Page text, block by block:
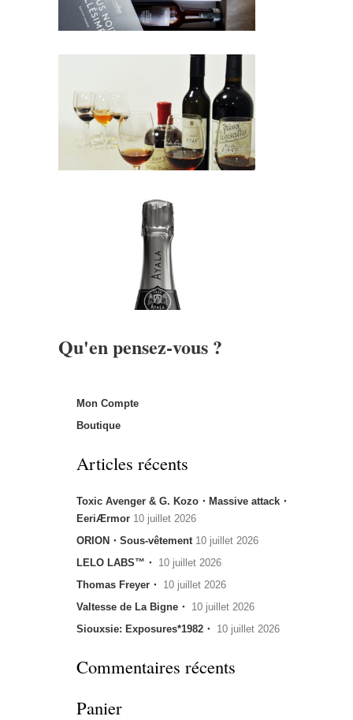
Qu'en pensez-vous ?
Mon Compte
Boutique
Articles récents
Toxic Avenger & G. Kozo・Massive attack・
EeriÆrmor 10 juillet 2026
ORION・Sous-vêtement 10 juillet 2026
LELO LABS™・ 10 juillet 2026
Thomas Freyer・ 10 juillet 2026
Valtesse de La Bigne・ 10 juillet 2026
Siouxsie: Exposures*1982・ 10 juillet 2026
Commentaires récents
Panier